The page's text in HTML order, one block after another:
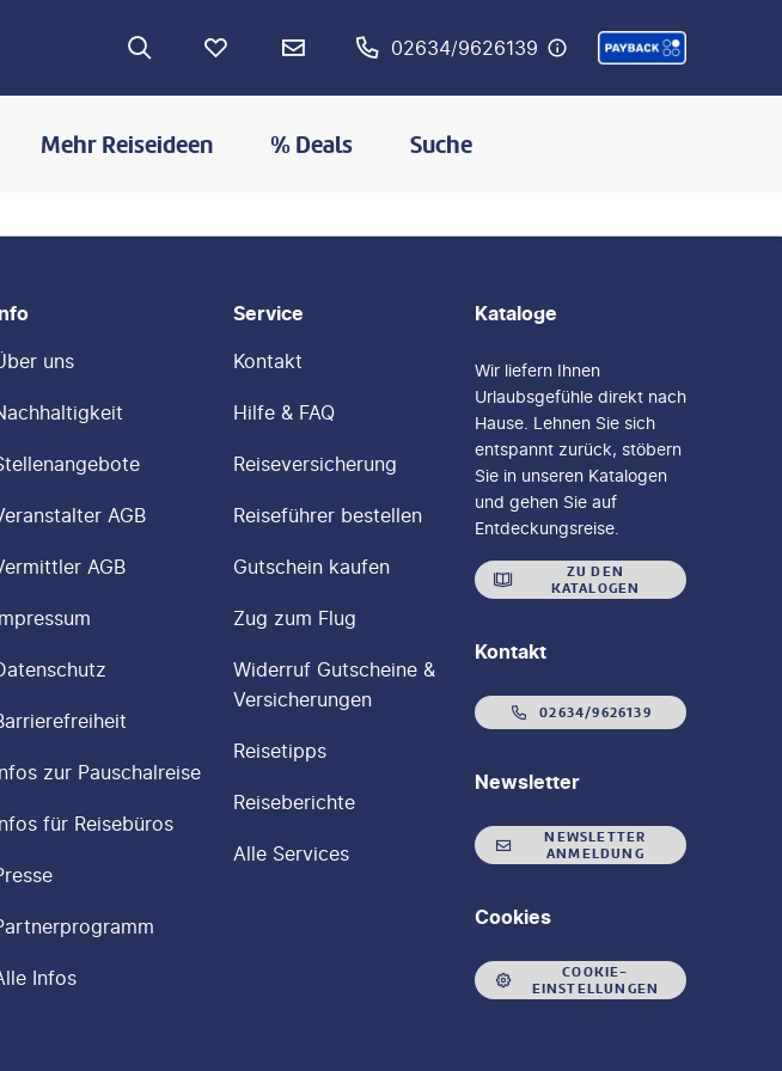
02634/9626139
Mehr Reiseideen % Deals Suche
uns
AGB
AGB
zur Pauschalreise
für Reisebüros
Infos
Service
Kontakt
Hilfe & FAQ
Reiseversicherung
Reiseführer bestellen
Gutschein kaufen
Zug zum Flug
Widerruf Gutscheine &
Versicherungen
Reisetipps
Reiseberichte
Alle Services
Kataloge
Wir liefern Ihnen
Urlaubsgefühle direkt nach
Hause. Lehnen Sie sich
entspannt zurück, stöbern
Sie in unseren Katalogen
und gehen Sie auf
Entdeckungsreise.
ZU DEN
KATALOGEN
Kontakt
02634/9626139
Newsletter
NEWSLETTER
ANMELDUNG
Cookies
COOKIE-
EINSTELLUNGEN